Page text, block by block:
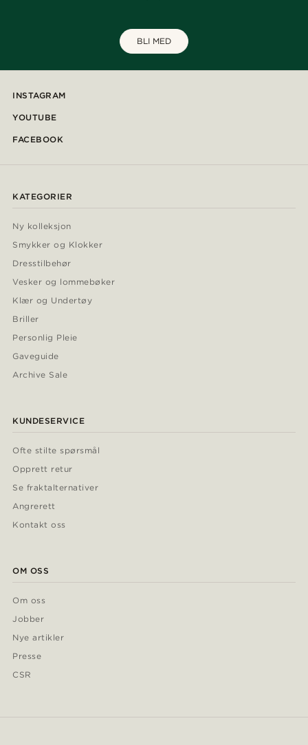
BLI MED
INSTAGRAM
YOUTUBE
FACEBOOK
KATEGORIER
Ny kolleksjon
Smykker og Klokker
Dresstilbehør
Vesker og lommebøker
Klær og Undertøy
Briller
Personlig Pleie
Gaveguide
Archive Sale
KUNDESERVICE
Ofte stilte spørsmål
Opprett retur
Se fraktalternativer
Angrerett
Kontakt oss
OM OSS
Om oss
Jobber
Nye artikler
Presse
CSR